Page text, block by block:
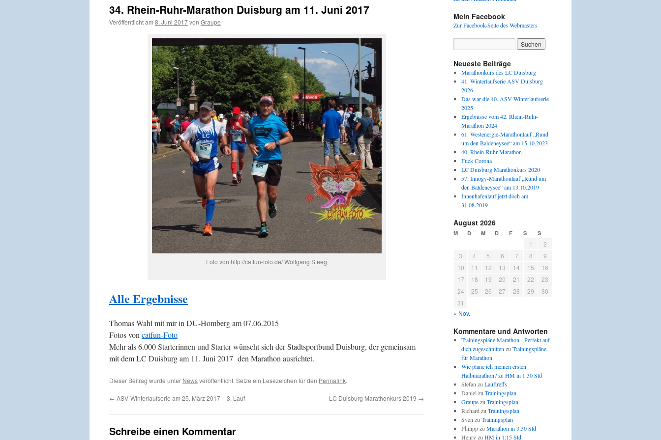
34. Rhein-Ruhr-Marathon Duisburg am 11. Juni 2017
Veröffentlicht am 8. Juni 2017von Graupe
Foto von http://catfun-foto.de/ Wolfgang Steeg
Alle Ergebnisse
Thomas Wahl mit mir in DU-Homberg am 07.06.2015
Fotos von catfun-Foto
Mehr als 6.000 Starterinnen und Starter wünscht sich der Stadtsportbund Duisburg, der gemeinsam
mit dem LC Duisburg am 11. Juni 2017 den Marathon ausrichtet.
Dieser Beitrag wurde unter Newsveröffentlicht. Setze ein Lesezeichen für den Permalink.
← ASV-Winterlaufserie am 25. März 2017 – 3. Lauf LC Duisburg Marathonkurs 2019 →
Schreibe einen Kommentar
Mein Facebook
Zur Facebook-Seite des Webmasters
Neueste Beiträge
Marathonkurs des LC Duisburg
41. Winterlaufserie ASV Duisburg
2026
Das war die 40. ASV Winterlaufserie
2025
Ergebnisse vom 42. Rhein-Ruhr-
Marathon 2024
61. Westenergie-Marathonlauf „Rund
um den Baldeneysee“ am 15.10.2023
40. Rhein-Ruhr-Marathon
Fuck Corona
LC Duisburg Marathonkurs 2020
57. Innogy-Marathonlauf „Rund um
den Baldeneysee“ am 13.10.2019
Innenhafenlauf jetzt doch am
31.08.2019
August 2026
M D M D F S S
1
2
3
4 5 6 7 8
9
10
11 12 13 14 15
16
17
18 19 20 21 22
23
24
25 26 27 28 29
30
31
« Nov.
Kommentare und Antworten
Trainingspläne Marathon - Perfekt auf
dich zugeschnitten zu Trainingspläne
für Marathon
Wie plane ich meinen ersten
Halbmarathon?zu HM in 1:30 Std
Stefan zu Lauftreffs
Danielzu Trainingsplan
Graupezu Trainingsplan
Richard zu Trainingsplan
Sven zu Trainingsplan
Philippzu Marathon in 3:30 Std
Henryzu HM in 1:15 Std